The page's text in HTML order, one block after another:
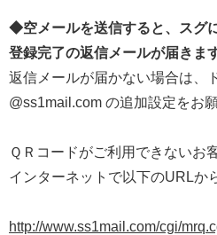
◆空メールを送信すると、スグ
登録完了の返信メールが届きます
返信メールが届かない場合は、
@ss1mail.com の追加設定をお
ＱＲコードがご利用できないお
インターネットで以下のURLか
http://www.ss1mail.com/cgi/